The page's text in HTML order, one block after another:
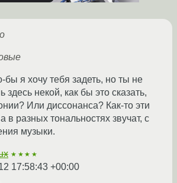
бы я хочу тебя задеть, но ты не
здесь некой, как бы это сказать,
Или диссонанса? Как-то эти
в разных тональностях звучат, с
музыки.
★★★★
17:58:43 +00:00